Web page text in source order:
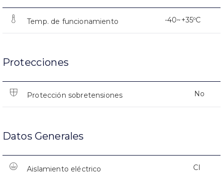
Temp. de funcionamiento -40~+35ºC
Protecciones
Protección sobretensiones No
Datos Generales
Aislamiento eléctrico CI